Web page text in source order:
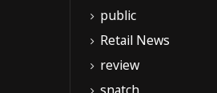
public
Retail News
review